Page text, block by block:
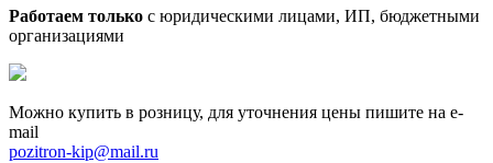
Работаем только с юридическими лицами, ИП, бюджетными
организациями
Можно купить в розницу, для уточнения цены пишите на e-
mail
pozitron-kip@mail.ru